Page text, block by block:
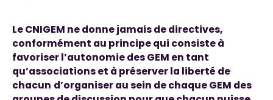
Le CNIGEM ne donne jamais de directives,
conformément au principe qui consiste à
favoriser l’autonomie des GEM en tant
qu’associations et à préserver la liberté de
chacun d’organiser au sein de chaque GEM des